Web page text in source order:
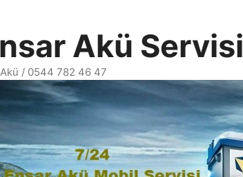
Akü Servisi
/ 0544 782 46 47